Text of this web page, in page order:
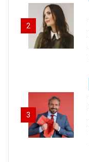
2
3